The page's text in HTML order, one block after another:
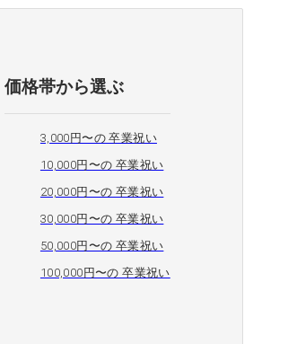
価格帯から選ぶ
3,000円〜の 卒業祝い
10,000円〜の 卒業祝い
20,000円〜の 卒業祝い
30,000円〜の 卒業祝い
50,000円〜の 卒業祝い
100,000円〜の 卒業祝い